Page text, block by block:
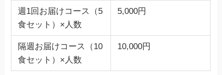
週1回お届けコース（5
食セット）×人数
5,000円
隔週お届けコース（10
食セット）×人数
10,000円